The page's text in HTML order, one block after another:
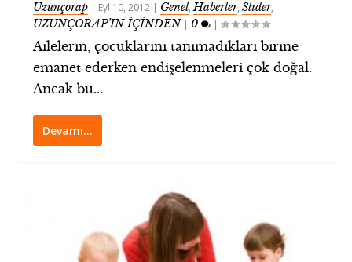
Uzunçorap | Eyl 10, 2012 | Genel,Haberler,Slider,
UZUNÇORAP’IN İÇİNDEN| 0 |
Ailelerin, çocuklarını tanımadıkları birine
emanet ederken endişelenmeleri çok doğal.
Ancak bu...
Devamı…